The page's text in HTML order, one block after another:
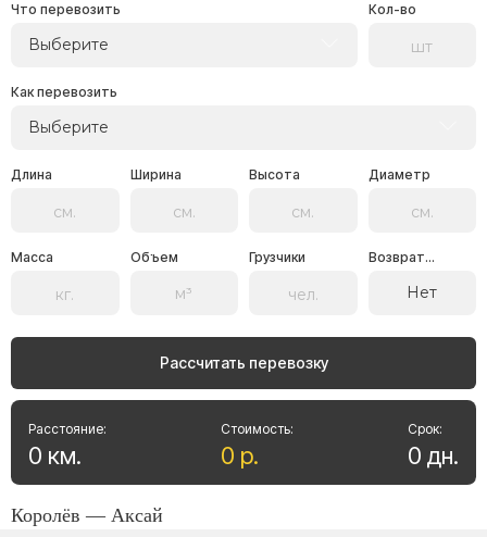
Что перевозить
Выберите
Кол-во
Как перевозить
Выберите
Длина Ширина Высота Диаметр
Масса Объем Грузчики Возврат...
Нет
Рассчитать перевозку
Стоимость:
0 р.
Расстояние:
0 км.
Срок:
0 дн.
Королёв — Аксай